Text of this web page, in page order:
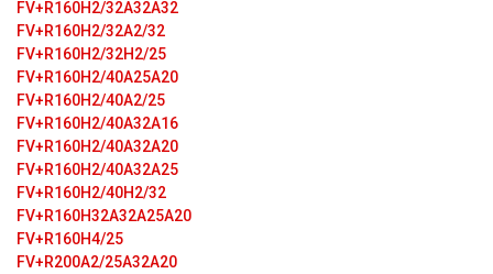
FV+R160H2/32A32A32
FV+R160H2/32A2/32
FV+R160H2/32H2/25
FV+R160H2/40A25A20
FV+R160H2/40A2/25
FV+R160H2/40A32А16
FV+R160H2/40A32А20
FV+R160H2/40A32А25
FV+R160H2/40H2/32
FV+R160H32A32A25A20
FV+R160H4/25
FV+R200A2/25A32A20